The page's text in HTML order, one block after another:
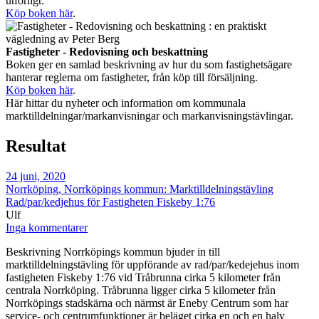
Köp boken här.
Fastigheter - Redovisning och beskattning
Boken ger en samlad beskrivning av hur du som fastighetsägare
hanterar reglerna om fastigheter, från köp till försäljning.
Köp boken här.
Här hittar du nyheter och information om kommunala
marktilldelningar/markanvisningar och markanvisningstävlingar.
Resultat
24 juni, 2020
Norrköping, Norrköpings kommun: Marktilldelningstävling
Rad/par/kedjehus för Fastigheten Fiskeby 1:76
Ulf
Inga kommentarer
Beskrivning Norrköpings kommun bjuder in till
marktilldelningstävling för uppförande av rad/par/kedejehus inom
fastigheten Fiskeby 1:76 vid Tråbrunna cirka 5 kilometer från
centrala Norrköping. Tråbrunna ligger cirka 5 kilometer från
Norrköpings stadskärna och närmst är Eneby Centrum som har
service- och centrumfunktioner är beläget cirka en och en halv